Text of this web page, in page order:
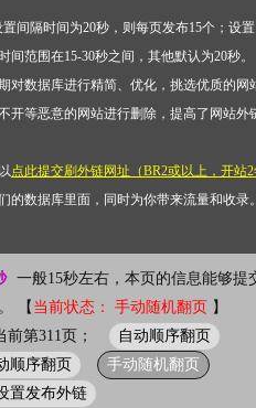
间隔时间为20秒，则每页发布15个；设置
间范围在15-30秒之间，其他默认为20秒
对数据库进行精简、优化，挑选优质的网
开等恶意的网站进行删除，提高了网站外
点此提交刷外链网址（BR2或以上，开站
的数据库里面，同时为你带来流量和收录
一般15秒左右，本页的信息能够提
【 当前状态： 手动随机翻页 】
前第311页；
自动顺序翻页
顺序翻页
手动随机翻页
置发布外链